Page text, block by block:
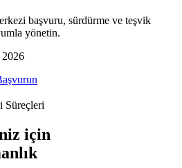
başvuru, sürdürme ve teşvik
yönetin.
2026
Süreçleri
için